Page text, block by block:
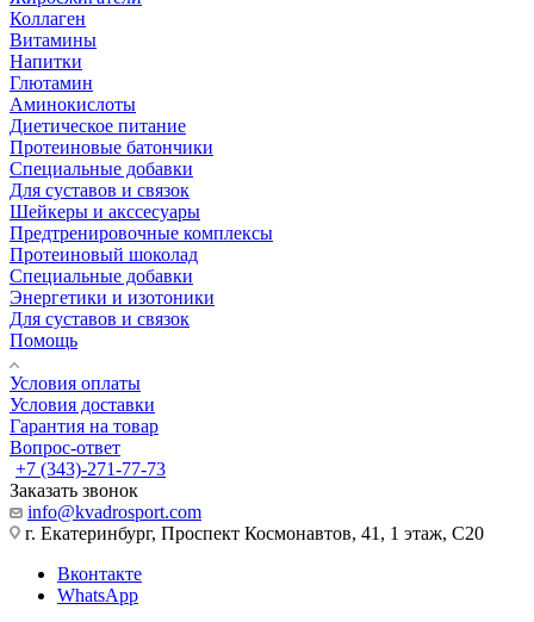
Коллаген
Витамины
Напитки
Глютамин
Аминокислоты
Диетическое питание
Протеиновые батончики
Специальные добавки
Для суставов и связок
Шейкеры и акссесуары
Предтренировочные комплексы
Протеиновый шоколад
Специальные добавки
Энергетики и изотоники
Для суставов и связок
Помощь
Условия оплаты
Условия доставки
Гарантия на товар
Вопрос-ответ
+7 (343)-271-77-73
Заказать звонок
info@kvadrosport.com
г. Екатеринбург, Проспект Космонавтов, 41, 1 этаж, С20
Вконтакте
WhatsApp